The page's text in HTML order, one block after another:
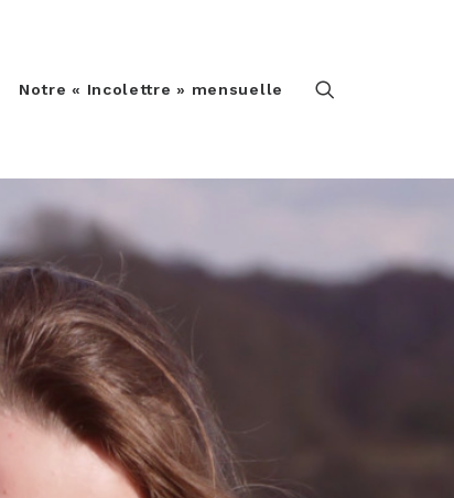
Notre « Incolettre » mensuelle